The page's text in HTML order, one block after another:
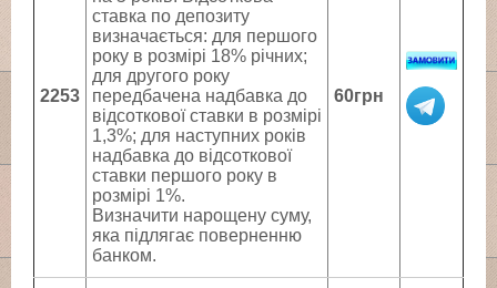
2253
ставка по депозиту
визначається: для першого
року в розмірі 18% річних;
для другого року
передбачена надбавка до
відсоткової ставки в розмірі
1,3%; для наступних років
надбавка до відсоткової
ставки першого року в
розмірі 1%.
Визначити нарощену суму,
яка підлягає поверненню
банком.
60грн